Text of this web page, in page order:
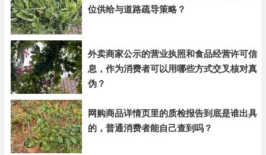
位供给与道路疏导策略？
外卖商家公示的营业执照和食品经营许可信
息，作为消费者可以用哪些方式交叉核对真
伪？
网购商品详情页里的质检报告到底是谁出具
的，普通消费者能自己查到吗？